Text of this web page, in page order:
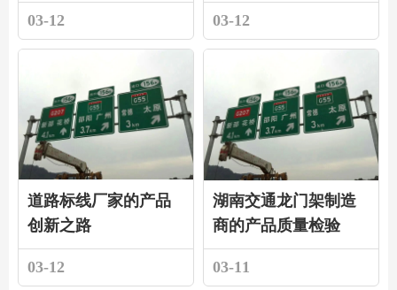
03-12 03-12
道路标线厂家的产品
创新之路
03-12
湖南交通龙门架制造
商的产品质量检验
03-11